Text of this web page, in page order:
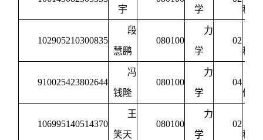
宇 学 程
102905210300835
段
慧鹏
080100
力
学
02
程
910025423802644
冯
钱隆
080100
力
学
04
体
106995140514370
王
笑天
080100
力
学
02
程